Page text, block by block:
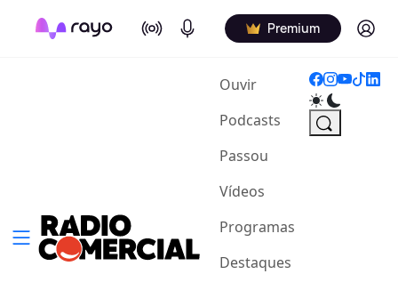
On Air Podcasts Premium Log in
Ouvir(current)
Podcasts
Passou
Vídeos
Programas
Destaques